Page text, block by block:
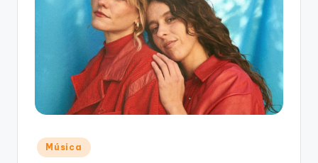
Posted
in
Música